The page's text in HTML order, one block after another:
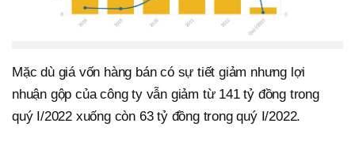
Mặc dù giá vốn hàng bán có sự tiết giảm nhưng lợi
nhuận gộp của công ty vẫn giảm từ 141 tỷ đồng trong
quý I/2022 xuống còn 63 tỷ đồng trong quý I/2022.